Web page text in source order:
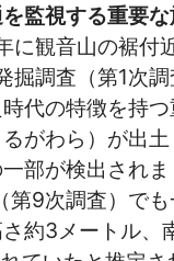
監視する重要
に観音山の裾付
掘調査（第1次
代の特徴を持
がわら）が出
部が検出され
第9次調査）で
約3メートル、